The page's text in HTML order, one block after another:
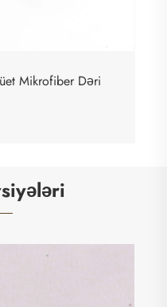
Mikrofiber Dəri
yaxşı bələdçi: